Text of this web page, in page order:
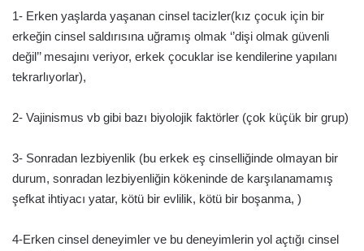
1- Erken yaşlarda yaşanan cinsel tacizler(kız çocuk için bir
erkeğin cinsel saldırısına uğramış olmak ‘’dişi olmak güvenli
değil’’ mesajını veriyor, erkek çocuklar ise kendilerine yapılanı
tekrarlıyorlar),
2- Vajinismus vb gibi bazı biyolojik faktörler (çok küçük bir grup)
3- Sonradan lezbiyenlik (bu erkek eş cinselliğinde olmayan bir
durum, sonradan lezbiyenliğin kökeninde de karşılanamamış
şefkat ihtiyacı yatar, kötü bir evlilik, kötü bir boşanma, )
4-Erken cinsel deneyimler ve bu deneyimlerin yol açtığı cinsel